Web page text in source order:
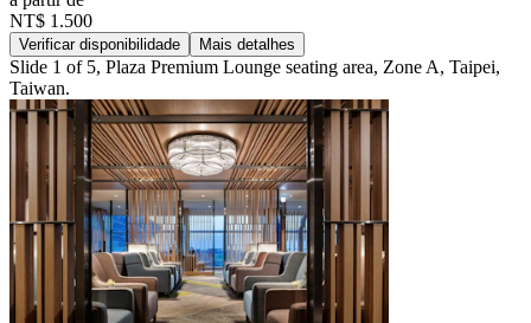
NT$ 1.500
Verificar disponibilidade Mais detalhes
Slide 1 of 5, Plaza Premium Lounge seating area, Zone A, Taipei,
Taiwan.